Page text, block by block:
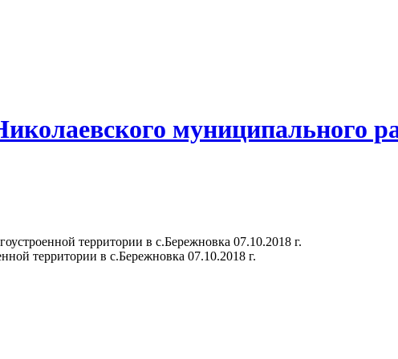
муниципального
территории в с.Бережновка 07.10.2018 г.
территории в с.Бережновка 07.10.2018 г.